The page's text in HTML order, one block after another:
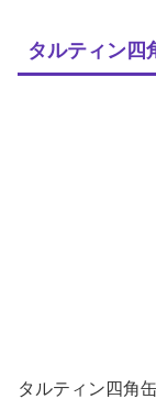
タルティン四
タルティン四角